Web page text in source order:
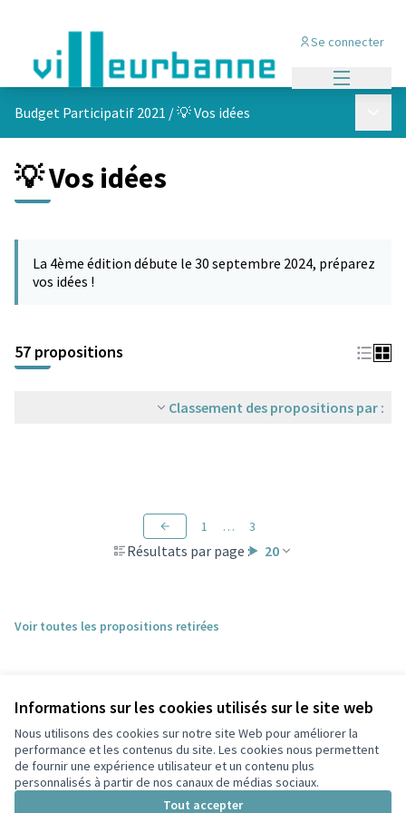
Informations sur les cookies utilisés sur le site web
Nous utilisons des cookies sur notre site Web pour améliorer la
performance et les contenus du site. Les cookies nous permettent
de fournir une expérience utilisateur et un contenu plus
personnalisés à partir de nos canaux de médias sociaux.
Tout accepter
Se connecter
Budget Participatif 2021 /💡 Vos idées
💡 Vos idées
Passer la carte
La 4ème édition débute le 30 septembre 2024, préparez
vos idées !
57 propositions
Classement des propositions par :
Résultats par page : 20
1 … 3
Voir toutes les propositions retirées
Conditions d'utilisation